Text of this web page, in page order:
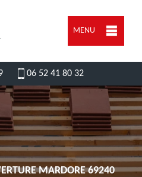
MENU
06 52 41 80 32
MARDORE 69240